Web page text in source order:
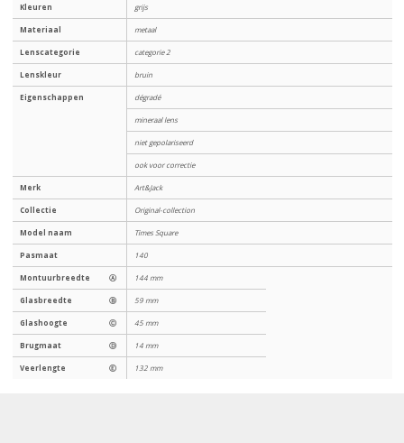
Kleuren grijs
Materiaal metaal
Lenscategorie categorie 2
Lenskleur bruin
Eigenschappen dégradé
mineraal lens
niet gepolariseerd
ook voor correctie
Merk Art&Jack
Collectie Original-collection
Model naam Times Square
Pasmaat 140
Montuurbreedte Ⓐ 144 mm
Glasbreedte Ⓑ 59 mm
Glashoogte Ⓒ 45 mm
Brugmaat Ⓓ 14 mm
Veerlengte Ⓔ 132 mm